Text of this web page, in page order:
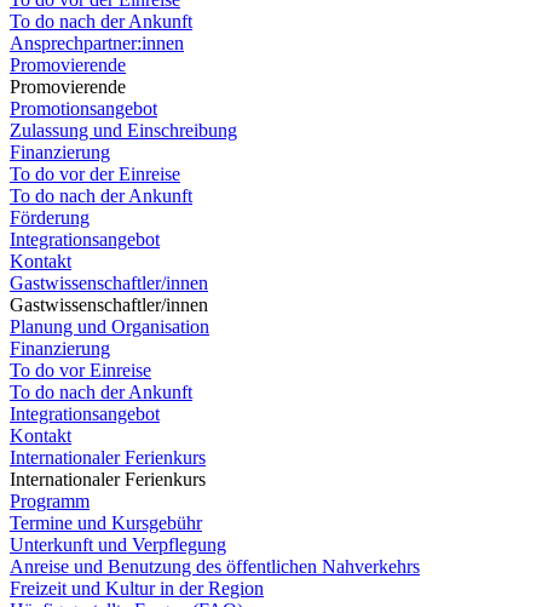
To do nach der Ankunft
Ansprechpartner:innen
Promovierende
Promovierende
Promotionsangebot
Zulassung und Einschreibung
Finanzierung
To do vor der Einreise
To do nach der Ankunft
Förderung
Integrationsangebot
Kontakt
Gastwissenschaftler/innen
Gastwissenschaftler/innen
Planung und Organisation
Finanzierung
To do vor Einreise
To do nach der Ankunft
Integrationsangebot
Kontakt
Internationaler Ferienkurs
Internationaler Ferienkurs
Programm
Termine und Kursgebühr
Unterkunft und Verpflegung
Anreise und Benutzung des öffentlichen Nahverkehrs
Freizeit und Kultur in der Region